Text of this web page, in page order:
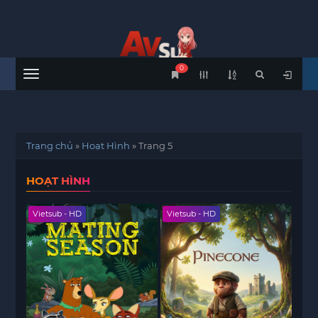
Menu
0
Trang chủ » Hoạt Hình »Trang 5
HOẠT HÌNH
Vietsub - HD Vietsub - HD